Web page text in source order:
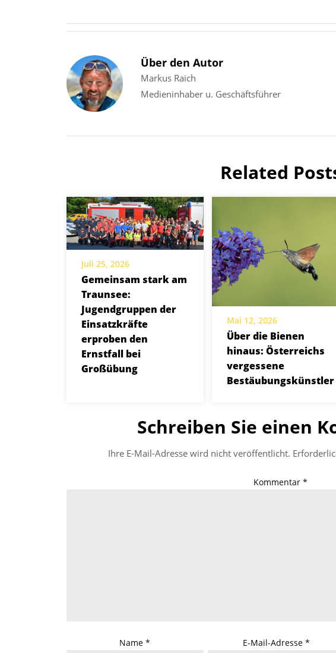
Über den Autor
Markus Raich
Medieninhaber u. Geschäftsführer
Related
Juli 25, 2026
Gemeinsam stark am
Traunsee:
Jugendgruppen der
Einsatzkräfte
erproben den
Ernstfall bei
Großübung
Mai 12, 2026
Über die Bienen
hinaus: Österreichs
vergessene
Bestäubungskünstler
Schreiben Sie einen
Ihre E-Mail-Adresse wird nicht veröffentlicht.
Kommentar*
Name* E-Mail-Adresse*